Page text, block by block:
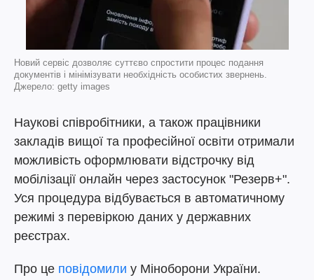
Новий сервіс дозволяє суттєво спростити процес подання
документів і мінімізувати необхідність особистих звернень.
Джерело: getty images
Наукові співробітники, а також працівники
закладів вищої та професійної освіти отримали
можливість оформлювати відстрочку від
мобілізації онлайн через застосунок "Резерв+".
Уся процедура відбувається в автоматичному
режимі з перевіркою даних у державних
реєстрах.
Про це повідомили у Міноборони України.